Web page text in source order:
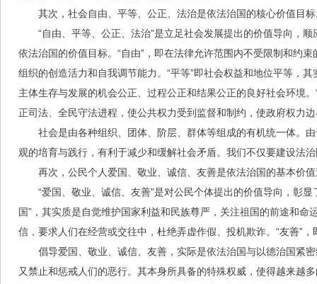
其次，社会自由、平等、公正、法治是依法治国的核心价值目
“自由、平等、公正、法治”是立足社会发展提出的价值导向，
依法治国的价值目标。“自由”，即在法律允许范围内不受限制和约
组织的创造活力和自我调节能力。“平等”即社会权益和地位平等，
主体生存与发展的机会公正、过程公正和结果公正的良好社会环境
正司法、全民守法进程，使公共权力受到监督和制约，使政府权力
社会是由各种组织、团体、阶层、群体等组成的有机统一体。
观的培育与践行，有利于减少和缓解社会矛盾。我们不仅要建设法
再次，公民个人爱国、敬业、诚信、友善是依法治国的基本价
“爱国、敬业、诚信、友善”是对公民个体提出的价值导向，彰
国”，其实质是自觉维护国家利益和民族尊严，关注祖国的前途和
信，要求人们在经营或交往中，杜绝弄虚作假、投机欺诈。“友善”
倡导爱国、敬业、诚信、友善，实际是依法治国与以德治国紧
又禁止和惩戒人们的恶行。其本身所具备的特殊权威，使得越来越